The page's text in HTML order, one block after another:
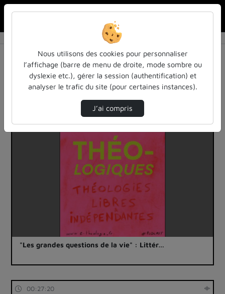
6 vidéos trouvées
Audio Vidéo Statistiques de vues
Direction de tri
00:25:30
"Les grandes questions de la vie" : Littér…
00:27:20
Nous utilisons des cookies pour personnaliser
l’affichage (barre de menu de droite, mode sombre ou
dyslexie etc.), gérer la session (authentification) et
analyser le trafic du site (pour certaines instances).
J’ai compris